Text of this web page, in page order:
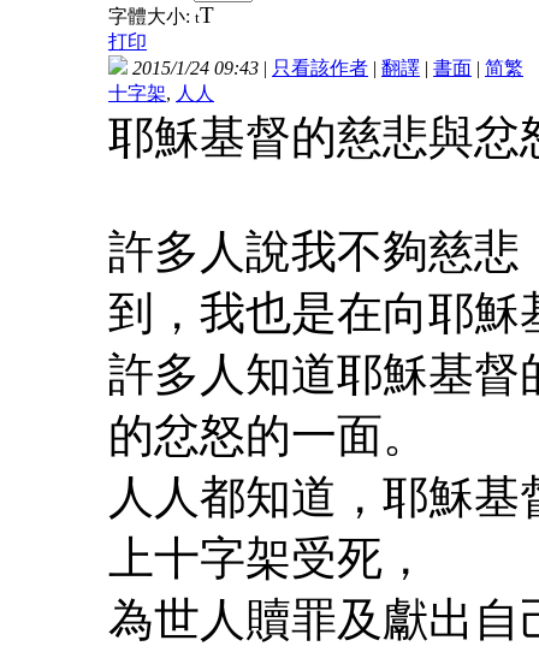
字體大小: tT
打印
2015/1/24 09:43 | 只看該作者 | 翻譯 | 書面 | 简繁
十字架, 人人
耶穌基督的慈悲與忿
許多人說我不夠慈悲
到，我也是在向耶穌
許多人知道耶穌基督
的忿怒的一面。
人人都知道，耶穌
上十字架受死，
為世人贖罪及獻出自